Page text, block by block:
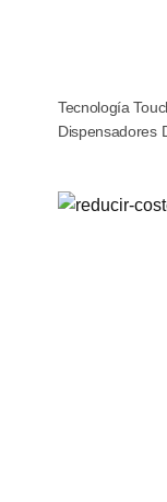
Tecnología
Dispensadores